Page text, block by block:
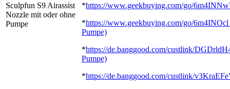
Sculpfun S9 Airassist
Nozzle mit oder ohne
Pumpe
*https://www.geekbuying.com/go/
*https://www.geekbuying.com/go/
Pumpe)
*https://de.banggood.com/custlink/
Pumpe)
*https://de.banggood.com/custlink/